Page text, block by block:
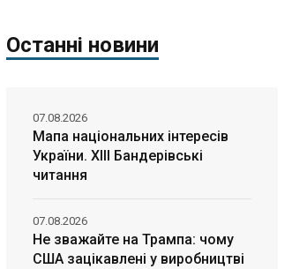
Останні новини
Мапа національних інтересів
України. ХІІІ Бандерівські
читання
07.08.2026
Не зважайте на Трампа: чому
США зацікавлені у виробництві
07.08.2026